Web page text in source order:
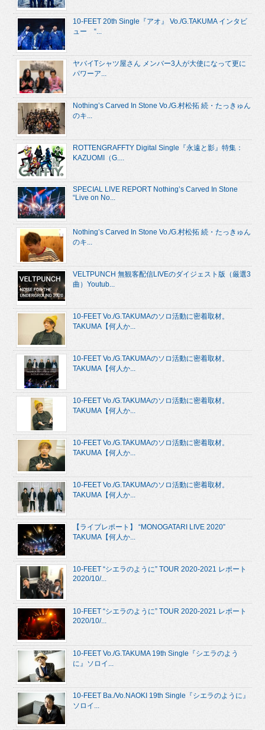
10-FEET 20th Single『アオ』 Vo./G.TAKUMA インタビ
ュー “...
ヤバイTシャツ屋さん メンバー3人が大使になって更に
パワーア...
Nothing’s Carved In Stone Vo./G.村松拓 続・たっきゅん
のキ...
ROTTENGRAFFTY Digital Single『永遠と影』特集：
KAZUOMI（G....
SPECIAL LIVE REPORT Nothing’s Carved In Stone
“Live on No...
Nothing’s Carved In Stone Vo./G.村松拓 続・たっきゅん
のキ...
VELTPUNCH 無観客配信LIVEのダイジェスト版（厳選3
曲）Youtub...
10-FEET Vo./G.TAKUMAのソロ活動に密着取材。
TAKUMA【何人か...
10-FEET Vo./G.TAKUMAのソロ活動に密着取材。
TAKUMA【何人か...
10-FEET Vo./G.TAKUMAのソロ活動に密着取材。
TAKUMA【何人か...
10-FEET Vo./G.TAKUMAのソロ活動に密着取材。
TAKUMA【何人か...
10-FEET Vo./G.TAKUMAのソロ活動に密着取材。
TAKUMA【何人か...
【ライブレポート】 “MONOGATARI LIVE 2020”
TAKUMA【何人か...
10-FEET “シエラのように” TOUR 2020-2021 レポート
2020/10/...
10-FEET “シエラのように” TOUR 2020-2021 レポート
2020/10/...
10-FEET Vo./G.TAKUMA 19th Single『シエラのよう
に』ソロイ...
10-FEET Ba./Vo.NAOKI 19th Single『シエラのように』
ソロイ...